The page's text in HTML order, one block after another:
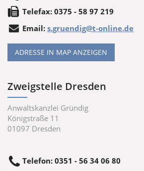
Telefax: 0375 - 58 97 219
Email: s.gruendig@t-online.de
ADRESSE IN MAP ANZEIGEN
Zweigstelle Dresden
Anwaltskanzlei Gründig
Königstraße 11
01097 Dresden
Telefon: 0351 - 56 34 06 80